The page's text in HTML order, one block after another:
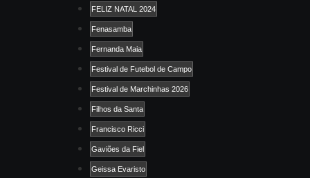
FELIZ NATAL 2024
Fenasamba
Fernanda Maia
Festival de Futebol de Campo
Festival de Marchinhas 2026
Filhos da Santa
Francisco Ricci
Gaviões da Fiel
Geissa Evaristo